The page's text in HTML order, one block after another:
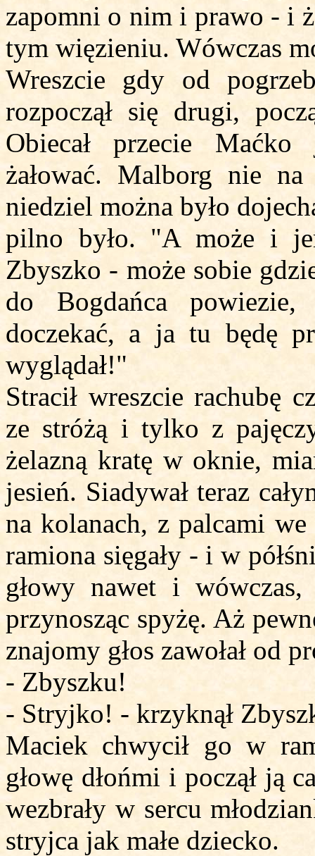
zapomni o nim i prawo - i
tym więzieniu. Wówczas
Wreszcie gdy od
rozpoczął się drugi,
Obiecał przecie
żałować. Malborg nie
niedziel można było
pilno było. "A może i
Zbyszko - może sobie
do Bogdańca powiezie,
doczekać, a ja tu będę
wyglądał!"
Stracił wreszcie rachubę
ze stróżą i tylko z
żelazną kratę w oknie,
jesień. Siadywał teraz
na kolanach, z palcami
ramiona sięgały - i w
głowy nawet i
przynosząc spyżę. Aż
znajomy głos zawołał od
- Zbyszku!
- Stryjko! - krzyknął
Maciek chwycił go w
głowę dłońmi i począł ją
wezbrały w sercu
stryjca jak małe dziecko.